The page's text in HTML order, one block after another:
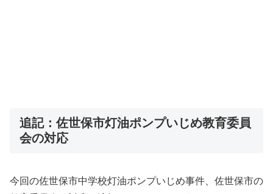
追記：佐世保市灯油ポンプいじめ教育委員
会の対応
今回の佐世保市中学校灯油ポンプいじめ事件、佐世保市の